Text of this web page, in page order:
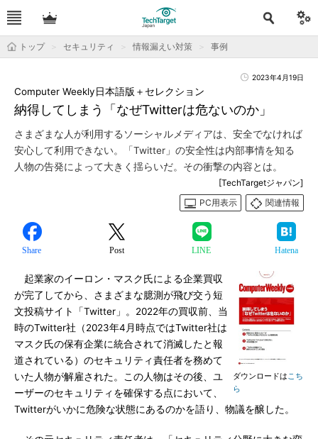
トップ セキュリティ 情報漏えい対策 事例
2023年4月19日
納得してしまう「なぜTwitterは危ないのか」
Computer Weekly日本語版＋セレクション
さまざまな人が利用するソーシャルメディアは、安全でなければ
安心して利用できない。「Twitter」の安全性は内部事情を知る
人物の告発によって大きく揺らいだ。その衝撃の内容とは。
[TechTargetジャパン]
PC用表示
関連情報
Share Post LINE Hatena
ダウンロードはこち
ら
起業家のイーロン・マスク氏による企業買収
が完了してから、さまざまな臆測が飛び交う短
文投稿サイト「Twitter」。2022年の買収前、当
時のTwitter社（2023年4月時点ではTwitter社は
マスク氏の保有企業に統合されて消滅したと報
道されている）のセキュリティ責任者を務めて
いた人物が解雇された。この人物はその後、ユ
ーザーのセキュリティを確保する点において、
Twitterがいかに危険な状態にあるのかを語り、物議を醸した。